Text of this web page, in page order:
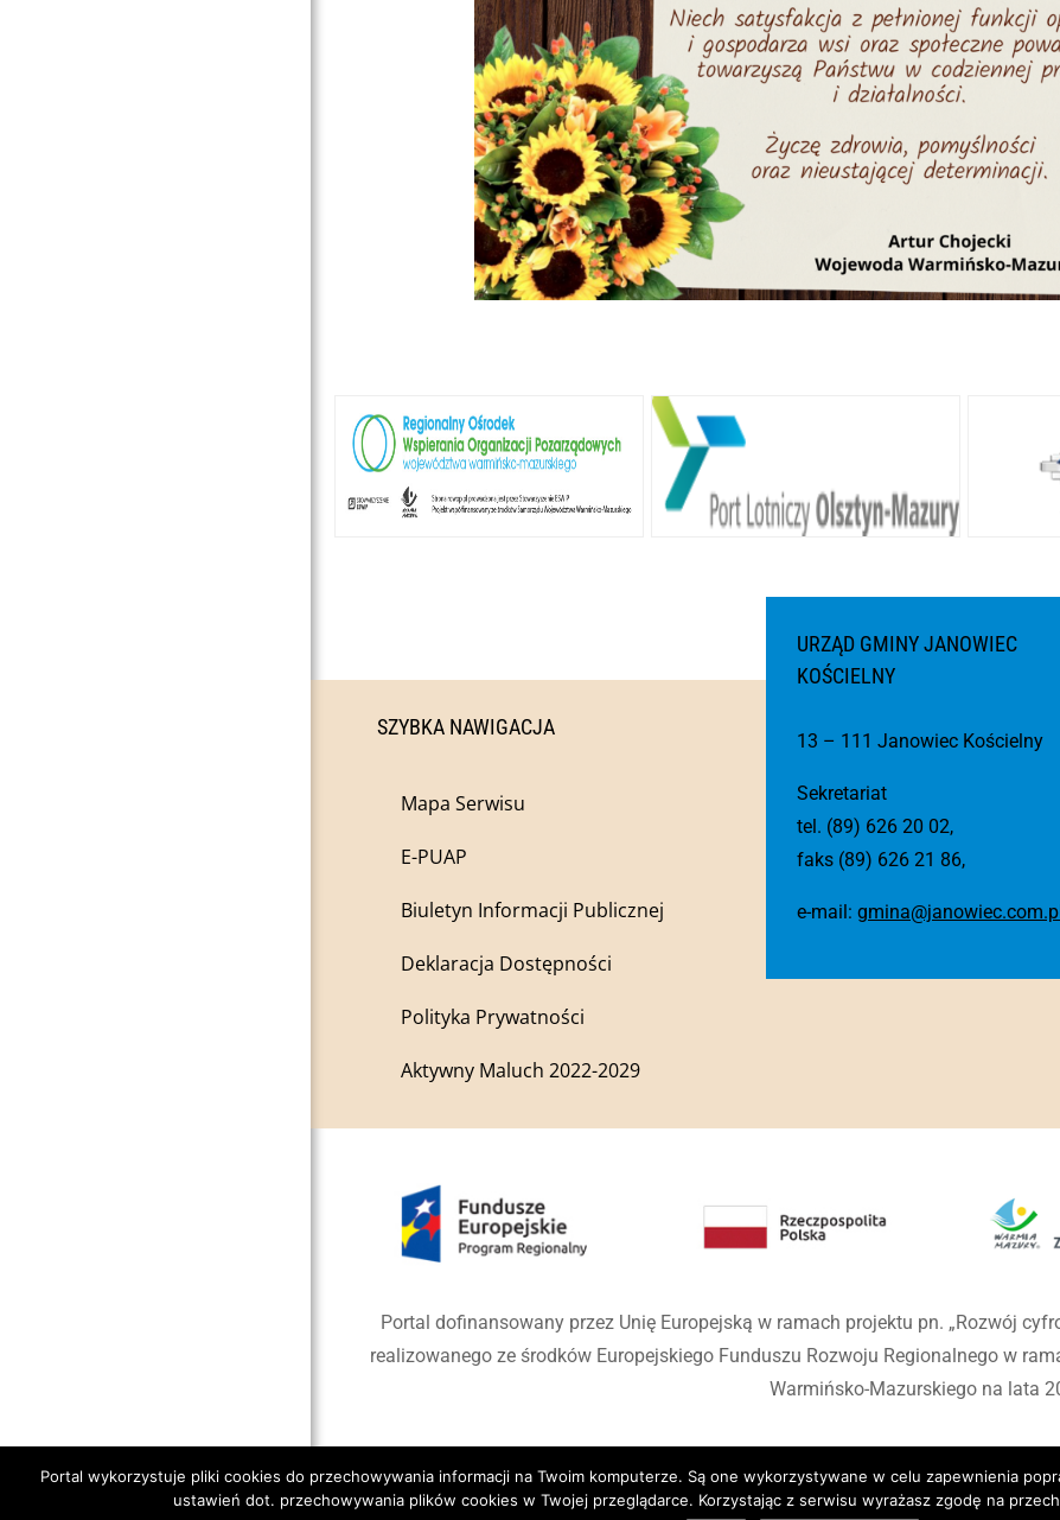
SZYBKA NAWIGACJA
Mapa Serwisu
E-PUAP
Biuletyn Informacji Publicznej
Deklaracja Dostępności
Polityka Prywatności
Aktywny Maluch 2022-2029
URZĄD GMINY JANOWIEC
KOŚCIELNY
13 – 111 Janowiec Kościelny
Sekretariat
tel. (89) 626 20 02,
faks (89) 626 21 86,
e-mail: gmina@janowiec.com.pl
Portal dofinansowany przez Unię Europejską w ramach projektu pn. „Rozwój
realizowanego ze środków Europejskiego Funduszu Rozwoju Regionalnego w
Warmińsko-Mazurskiego na lata
Copyright 2020 Gmina Janowiec Kościelny
Portal wykorzystuje pliki cookies do przechowywania informacji na Twoim komputerze. Są one wykorzystywane w celu zapewnienia
ustawień dot. przechowywania plików cookies w Twojej przeglądarce. Korzystając z serwisu wyrażasz zgodę na